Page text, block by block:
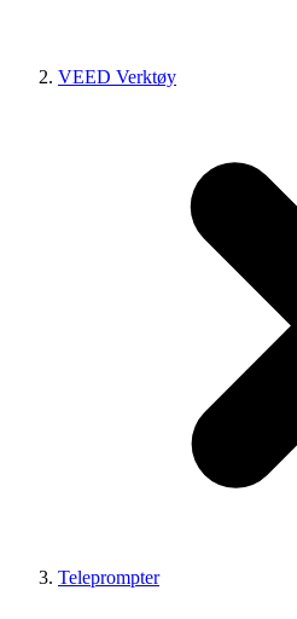
VEED Verktøy
Teleprompter